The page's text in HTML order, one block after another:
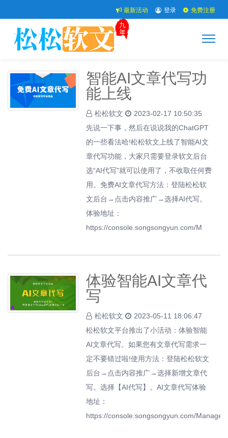
最新活动 登录 免费注册
智能AI文章代写功
能上线
松松软文
2023-02-17 10:50:35
先说一下事，然后在说说我的ChatGPT
的一些看法哈!松松软文上线了智能AI文
章代写功能，大家只需要登录软文后台
选“AI代写”就可以使用了，不收取任何费
用。免费AI文章代写方法：登陆松松软
文后台→点击内容推广→选择AI代写。
体验地址：
https://console.songsongyun.com/M
体验智能AI文章代
写
松松软文
2023-05-11 18:06:47
松松软文平台推出了小活动：体验智能
AI文章代写。如果您有文章代写需求一
定不要错过啦!使用方法：登陆松松软文
后台→点击内容推广→选择新增文章代
写。选择【AI代写】。AI文章代写体验
地址：
https://console.songsongyun.com/Manage/